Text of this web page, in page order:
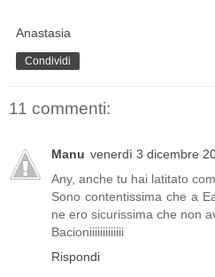
Anastasia
Condividi
11 commenti:
Manu venerdì 3 dicembre
Any, anche tu hai latitato
Sono contentissima che a
ne ero sicurissima che non
Bacioniiiiiiiiiiiii
Rispondi